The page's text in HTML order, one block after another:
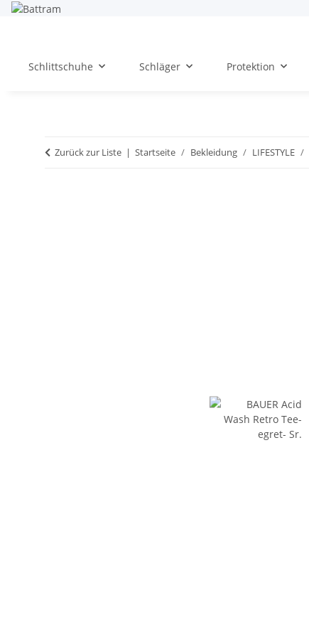
Schlittschuhe Schläger Protektion
Zurück zur Liste Startseite Bekleidung LIFESTYLE